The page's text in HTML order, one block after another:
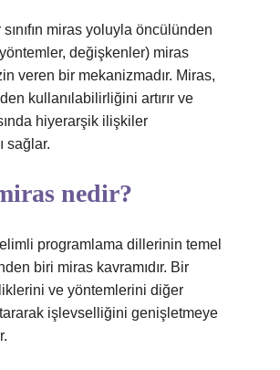
sınıfın miras yoluyla öncülünden
değişkenler) miras
veren bir mekanizmadır. Miras,
kullanılabilirliğini artırır ve
hiyerarşik ilişkiler
sağlar.
nedir?
programlama dillerinin temel
biri miras kavramıdır. Bir
ve yöntemlerini diğer
işlevselliğini genişletmeye